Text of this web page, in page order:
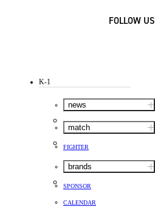
FOLLOW US
K-1
news
match
FIGHTER
brands
SPONSOR
CALENDAR